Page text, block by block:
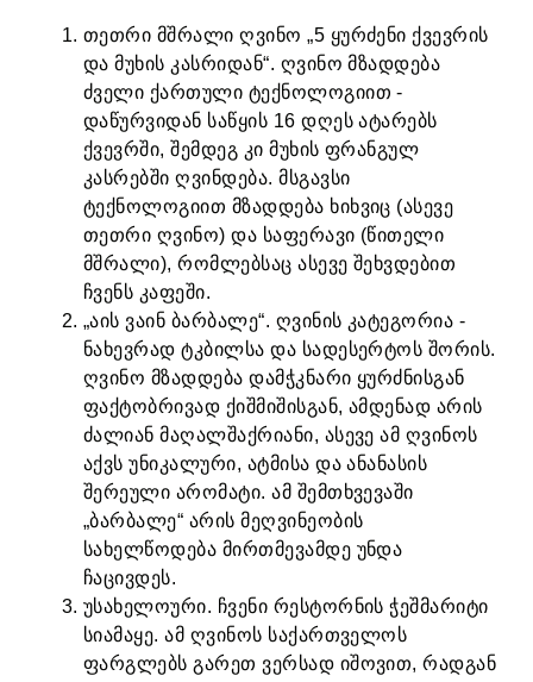
თეთრი მშრალი ღვინო „5 ყურძენი ქვევრის
და მუხის კასრიდან“. ღვინო მზადდება
ძველი ქართული ტექნოლოგიით -
დაწურვიდან საწყის 16 დღეს ატარებს
ქვევრში, შემდეგ კი მუხის ფრანგულ
კასრებში ღვინდება. მსგავსი
ტექნოლოგიით მზადდება ხიხვიც (ასევე
თეთრი ღვინო) და საფერავი (წითელი
მშრალი), რომლებსაც ასევე შეხვდებით
ჩვენს კაფეში.
„აის ვაინ ბარბალე“. ღვინის კატეგორია -
ნახევრად ტკბილსა და სადესერტოს შორის.
ღვინო მზადდება დამჭკნარი ყურძნისგან
ფაქტობრივად ქიშმიშისგან, ამდენად არის
ძალიან მაღალშაქრიანი, ასევე ამ ღვინოს
აქვს უნიკალური, ატმისა და ანანასის
შერეული არომატი. ამ შემთხვევაში
„ბარბალე“ არის მეღვინეობის
სახელწოდება მირთმევამდე უნდა
ჩაცივდეს.
უსახელოური. ჩვენი რესტორნის ჭეშმარიტი
სიამაყე. ამ ღვინოს საქართველოს
ფარგლებს გარეთ ვერსად იშოვით, რადგან